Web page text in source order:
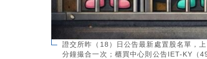
證交所昨（18）日公告最新處置股名單，
分鐘撮合一次；櫃買中心則公告IET-KY（